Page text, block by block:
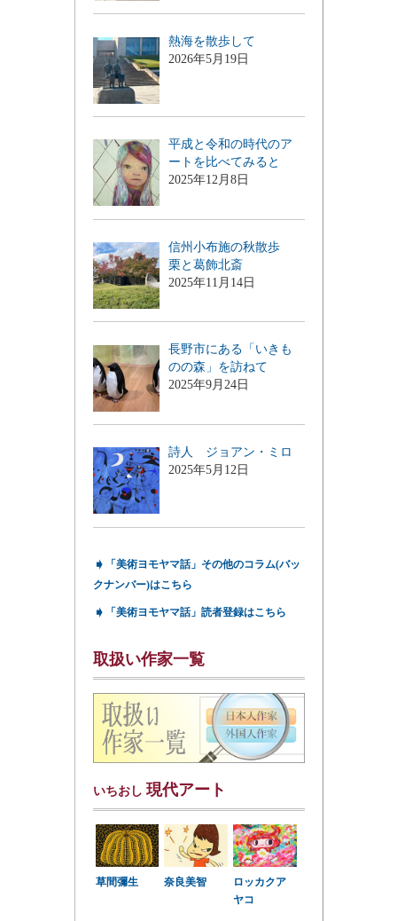
熱海を散歩して
2026年5月19日
平成と令和の時代のア
ートを比べてみると
2025年12月8日
信州小布施の秋散歩
栗と葛飾北斎
2025年11月14日
長野市にある「いきも
のの森」を訪ねて
2025年9月24日
詩人 ジョアン・ミロ
2025年5月12日
➧
「美術ヨモヤマ話」その他のコラム(バッ
クナンバー)はこちら
➧ 「美術ヨモヤマ話」読者登録はこちら
取扱い作家一覧
いちおし 現代アート
草間彌生 奈良美智
ロッカクア
ヤコ